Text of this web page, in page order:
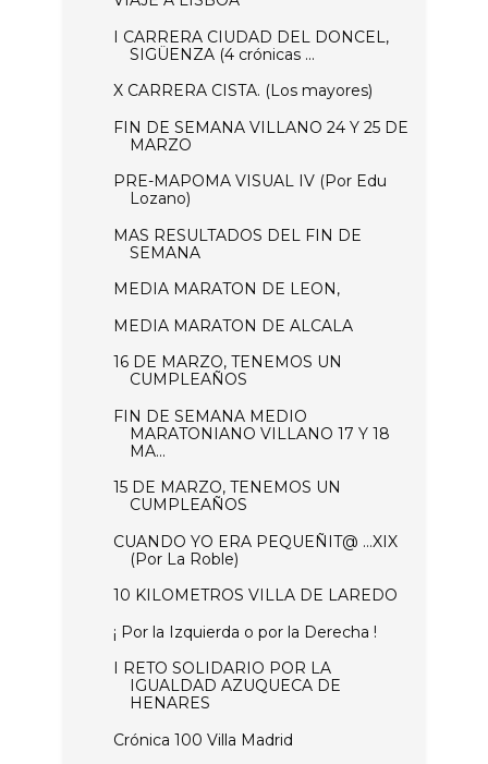
I CARRERA CIUDAD DEL DONCEL,
SIGÜENZA (4 crónicas ...
X CARRERA CISTA. (Los mayores)
FIN DE SEMANA VILLANO 24 Y 25 DE
MARZO
PRE-MAPOMA VISUAL IV (Por Edu
Lozano)
MAS RESULTADOS DEL FIN DE
SEMANA
MEDIA MARATON DE LEON,
MEDIA MARATON DE ALCALA
16 DE MARZO, TENEMOS UN
CUMPLEAÑOS
FIN DE SEMANA MEDIO
MARATONIANO VILLANO 17 Y 18
MA...
15 DE MARZO, TENEMOS UN
CUMPLEAÑOS
CUANDO YO ERA PEQUEÑIT@ …XIX
(Por La Roble)
10 KILOMETROS VILLA DE LAREDO
¡ Por la Izquierda o por la Derecha !
I RETO SOLIDARIO POR LA
IGUALDAD AZUQUECA DE
HENARES
Crónica 100 Villa Madrid